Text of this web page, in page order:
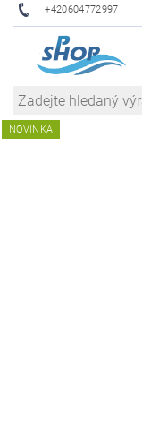
+420604772997
NOVINKA